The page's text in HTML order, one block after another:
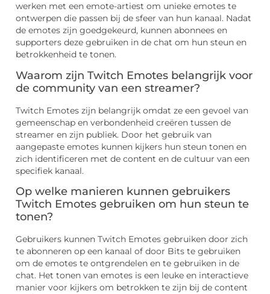
werken met een emote-artiest om unieke emotes te
ontwerpen die passen bij de sfeer van hun kanaal. Nadat
de emotes zijn goedgekeurd, kunnen abonnees en
supporters deze gebruiken in de chat om hun steun en
betrokkenheid te tonen.
Waarom zijn Twitch Emotes belangrijk voor
de community van een streamer?
Twitch Emotes zijn belangrijk omdat ze een gevoel van
gemeenschap en verbondenheid creëren tussen de
streamer en zijn publiek. Door het gebruik van
aangepaste emotes kunnen kijkers hun steun tonen en
zich identificeren met de content en de cultuur van een
specifiek kanaal.
Op welke manieren kunnen gebruikers
Twitch Emotes gebruiken om hun steun te
tonen?
Gebruikers kunnen Twitch Emotes gebruiken door zich
te abonneren op een kanaal of door Bits te gebruiken
om de emotes te ontgrendelen en te gebruiken in de
chat. Het tonen van emotes is een leuke en interactieve
manier voor kijkers om betrokken te zijn bij de content